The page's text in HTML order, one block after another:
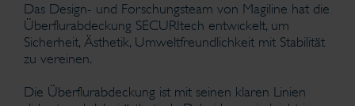
Das Design- und Forschungsteam von Magiline hat die
Überflurabdeckung SECURItech entwickelt, um
Sicherheit, Ästhetik, Umweltfreundlichkeit mit Stabilität
zu vereinen.
Die Überflurabdeckung ist mit seinen klaren Linien